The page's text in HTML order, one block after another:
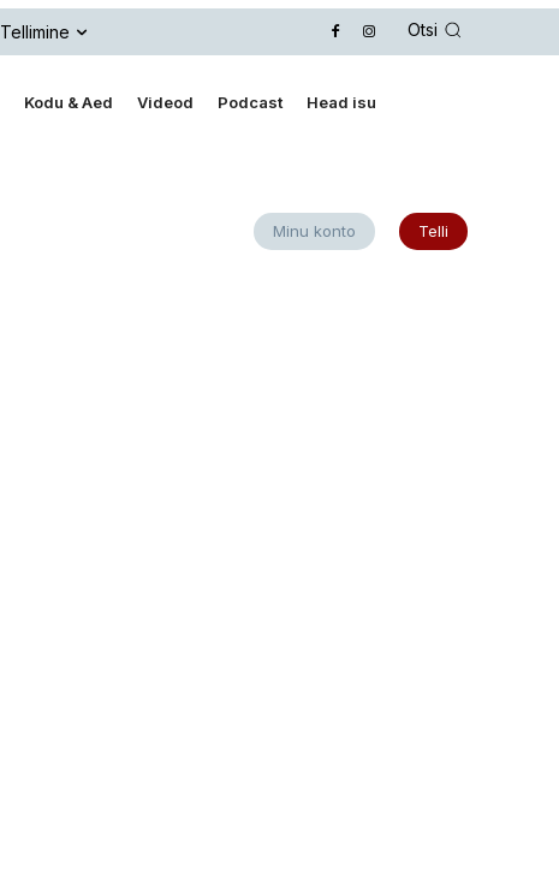
Tellimine Otsi
Kodu & Aed Videod Podcast Head isu
Minu konto Telli